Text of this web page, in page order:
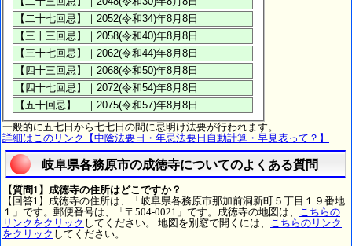
一般的に五七日から七七日の間に忌明け法要が行われます。
詳細はこのリンク【中陰法要日・年忌法要日自動計算・早見表って？】
岐阜県各務原市の成徳寺についてのよくある質問
【質問1】成徳寺の住所はどこですか？
【回答1】成徳寺の住所は、「岐阜県各務原市那加前洞新町５丁目１９番地
１」です。郵便番号は、「〒504-0021」です。成徳寺の地図は、 こちらの
リンクをクリック してください。 地図を別窓で開くには、 こちらのリンク
をクリック してください。